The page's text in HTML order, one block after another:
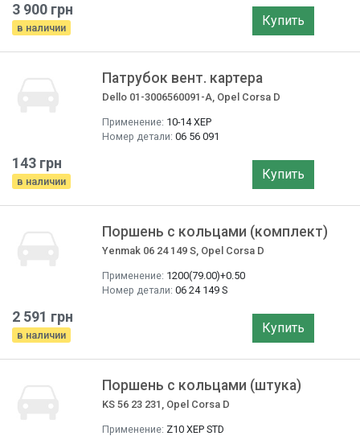
3 900 грн
в наличии Купить
Патрубок вент. картера
Dello 01-3006560091-A, Opel Corsa D
Применение: 10-14 ХЕР
Номер детали: 06 56 091
143 грн
в наличии Купить
Поршень с кольцами (комплект)
Yenmak 06 24 149 S, Opel Corsa D
Применение: 1200(79.00)+0.50
Номер детали: 06 24 149 S
2 591 грн
в наличии Купить
Поршень с кольцами (штука)
KS 56 23 231, Opel Corsa D
Применение: Z10 XEP STD